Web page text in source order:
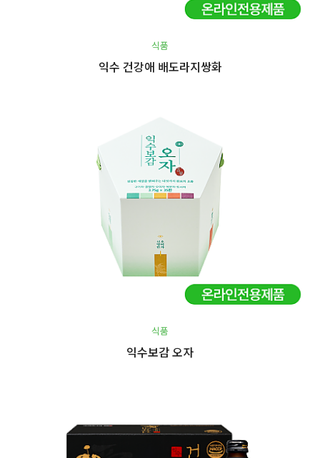
식품
익수 건강애 배도라지쌍화
식품
익수보감 오자